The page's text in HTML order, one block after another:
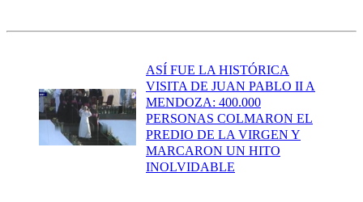
ASÍ FUE LA HISTÓRICA
VISITA DE JUAN PABLO II A
MENDOZA: 400.000
PERSONAS COLMARON EL
PREDIO DE LA VIRGEN Y
MARCARON UN HITO
INOLVIDABLE